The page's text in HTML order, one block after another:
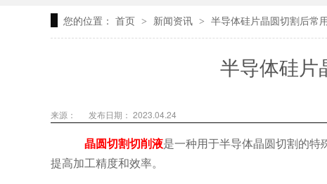
您的位置： 首页 > 新闻资讯 > 半导体硅片晶圆切割后常
半导体硅片
来源： 发布日期： 2023.04.24
晶圆切割切削液是一种用于半导体晶圆切割的
提高加工精度和效率。